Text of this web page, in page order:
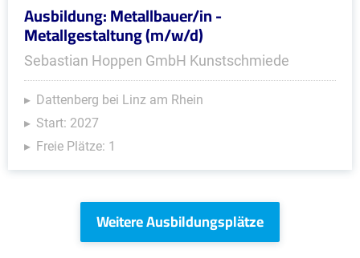
Ausbildung: Metallbauer/in -
Metallgestaltung (m/w/d)
Sebastian Hoppen GmbH Kunstschmiede
Dattenberg bei Linz am Rhein
Start: 2027
Freie Plätze: 1
Weitere Ausbildungsplätze